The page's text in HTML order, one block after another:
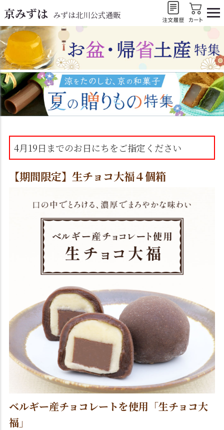
京みずは みずは北川公式通販
4月19日までのお日にちをご指定ください
【期間限定】生チョコ大福４個箱
ベルギー産チョコレートを使用「生チョコ大
福」